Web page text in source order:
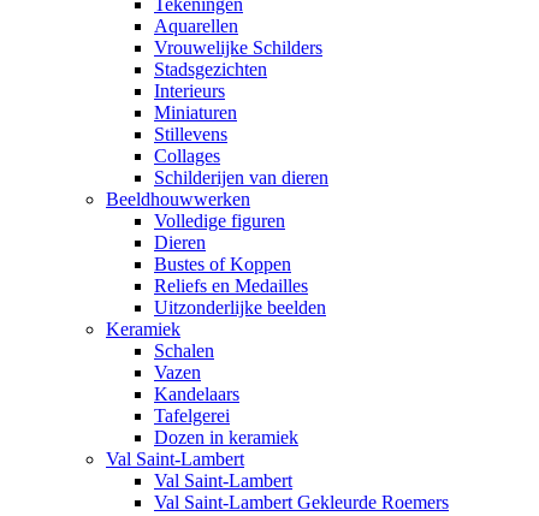
Tekeningen
Aquarellen
Vrouwelijke Schilders
Stadsgezichten
Interieurs
Miniaturen
Stillevens
Collages
Schilderijen van dieren
Beeldhouwwerken
Volledige figuren
Dieren
Bustes of Koppen
Reliefs en Medailles
Uitzonderlijke beelden
Keramiek
Schalen
Vazen
Kandelaars
Tafelgerei
Dozen in keramiek
Val Saint-Lambert
Val Saint-Lambert
Val Saint-Lambert Gekleurde Roemers